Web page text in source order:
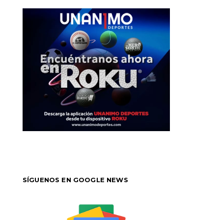
SÍGUENOS EN GOOGLE NEWS